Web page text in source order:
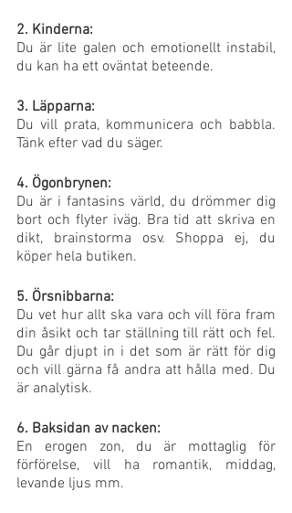
2. Kinderna:
Du är lite galen och emotionellt instabil,
du kan ha ett oväntat beteende.
3. Läpparna:
Du vill prata, kommunicera och babbla.
Tänk efter vad du säger.
4. Ögonbrynen:
Du är i fantasins värld, du drömmer dig
bort och flyter iväg. Bra tid att skriva en
dikt, brainstorma osv. Shoppa ej, du
köper hela butiken.
5. Örsnibbarna:
Du vet hur allt ska vara och vill föra fram
din åsikt och tar ställning till rätt och fel.
Du går djupt in i det som är rätt för dig
och vill gärna få andra att hålla med. Du
är analytisk.
6. Baksidan av nacken:
En erogen zon, du är mottaglig för
förförelse, vill ha romantik, middag,
levande ljus mm.